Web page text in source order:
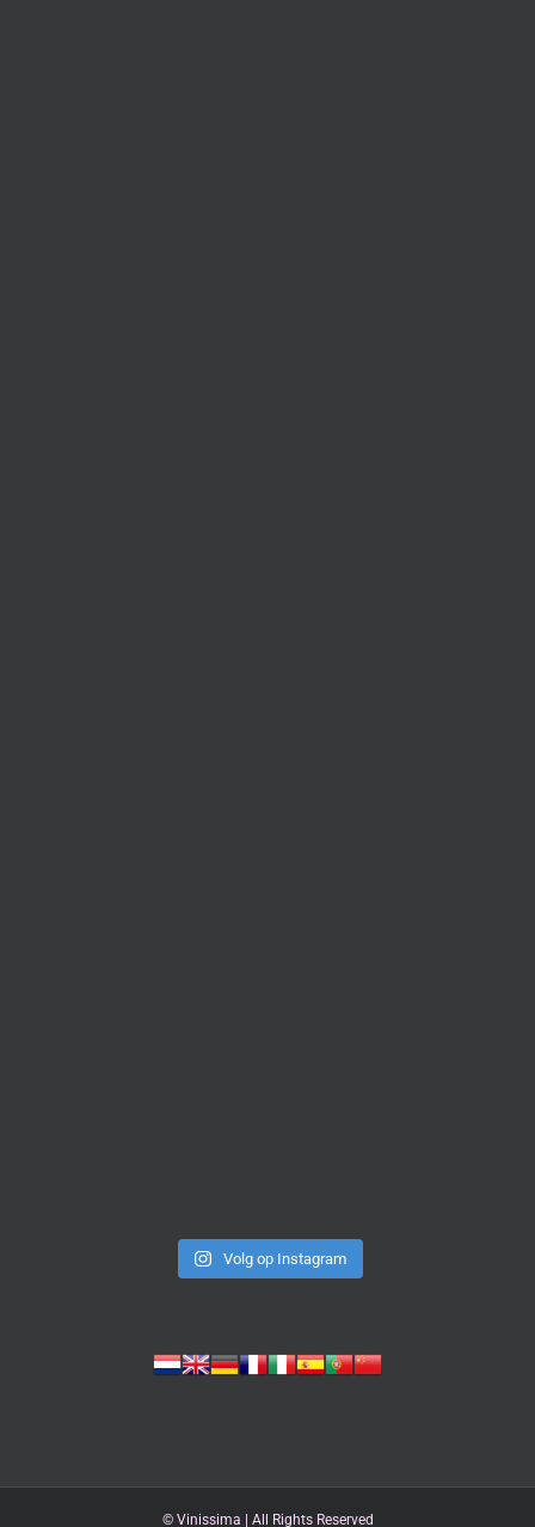
Volg op Instagram
© Vinissima | All Rights Reserved